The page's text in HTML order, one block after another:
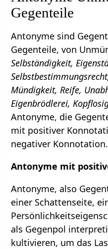
Gegenteile
Antonyme sind
Gegenteile, von
Selbständigkeit,
Mündigkeit, Reife,
Eigenbrödlerei,
Antonyme, die
mit positiver
negativer Konnotation.
Antonyme mit
Antonyme, also
einer Schattenseite,
als Gegenpol
kultivieren, um das